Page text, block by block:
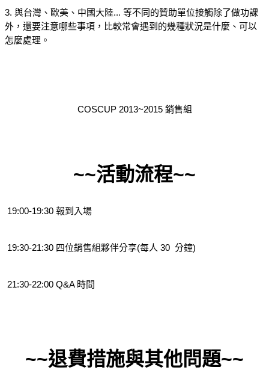
3. 與台灣、歐美、中國大陸... 等不同的贊助單位接觸除了做功課
外，還要注意哪些事項，比較常會遇到的幾種狀況是什麼、可以
怎麼處理。
COSCUP 2013~2015 銷售組
活動流程
19:00-19:30 報到入場
19:30-21:30 四位銷售組夥伴分享(每人 30 分鐘)
21:30-22:00 Q&A 時間
退費措施與其他問題